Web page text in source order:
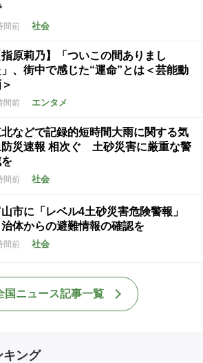
間前 社会
指原莉乃】「ついこの間ありまし
」、街中で感じた“運命”とは＜芸能動
間前 エンタメ
などで記録的短時間大雨に関する気
災速報 相次ぐ 土砂災害に厳重な警
間前 社会
市に「レベル4土砂災害危険警報」
治体からの避難情報の確認を
間前 社会
国ニュース記事一覧
キング